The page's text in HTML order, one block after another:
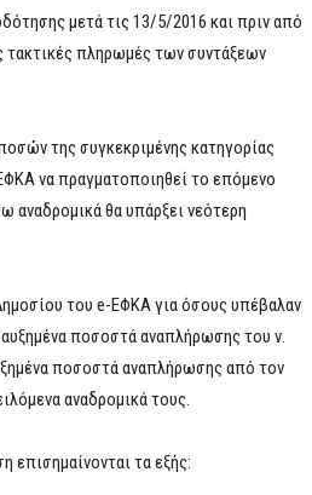
μετά τις 13/5/2016 και πριν από
πληρωμές των συντάξεων
της συγκεκριμένης κατηγορίας
να πραγματοποιηθεί το επόμενο
αναδρομικά θα υπάρξει νεότερη
του e-ΕΦΚΑ για όσους υπέβαλαν
ποσοστά αναπλήρωσης του ν.
ποσοστά αναπλήρωσης από τον
αναδρομικά τους.
επισημαίνονται τα εξής: